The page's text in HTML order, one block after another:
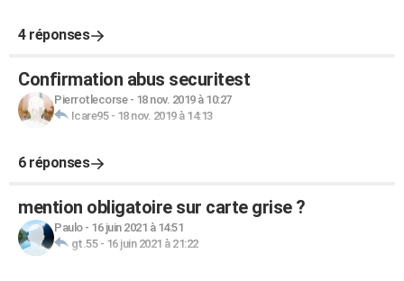
4 réponses
Confirmation abus securitest
Pierrotlecorse- 18 nov. 2019 à 10:27
Icare95- 18 nov. 2019 à 14:13
6 réponses
mention obligatoire sur carte grise ?
Paulo- 16 juin 2021 à 14:51
gt.55- 16 juin 2021 à 21:22